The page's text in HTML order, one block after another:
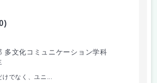
多文化コミュニケーション学科
けでなく、ユニ...